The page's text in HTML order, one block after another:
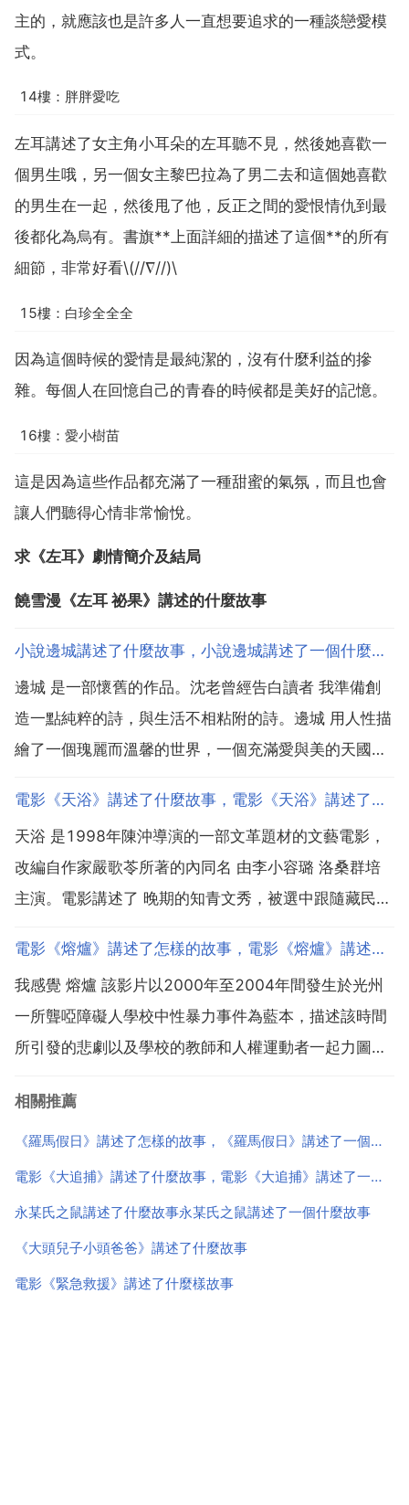
主的，就應該也是許多人一直想要追求的一種談戀愛模
式。
14樓：胖胖愛吃
左耳講述了女主角小耳朵的左耳聽不見，然後她喜歡一
個男生哦，另一個女主黎巴拉為了男二去和這個她喜歡
的男生在一起，然後甩了他，反正之間的愛恨情仇到最
後都化為烏有。書旗**上面詳細的描述了這個**的所有
細節，非常好看\(//∇//)\
15樓：白珍全全全
因為這個時候的愛情是最純潔的，沒有什麼利益的摻
雜。每個人在回憶自己的青春的時候都是美好的記憶。
16樓：愛小樹苗
這是因為這些作品都充滿了一種甜蜜的氣氛，而且也會
讓人們聽得心情非常愉悅。
求《左耳》劇情簡介及結局
饒雪漫《左耳 祕果》講述的什麼故事
小說邊城講述了什麼故事，小說邊城講述了一個什麼故事
邊城 是一部懷舊的作品。沈老曾經告白讀者 我準備創
造一點純粹的詩，與生活不相粘附的詩。邊城 用人性描
繪了一個瑰麗而溫馨的世界，一個充滿愛與美的天國。
地方色彩的特定環境中的，社會背景與矛盾被詩化了，
淡化了。這與當時動盪殘酷的社會現實是有很大距離
的。有人認...
電影《天浴》講述了什麼故事，電影《天浴》講述了一個什麼故事？
天浴 是1998年陳沖導演的一部文革題材的文藝電影，
改編自作家嚴歌苓所著的內同名 由李小容璐 洛桑群培
主演。電影講述了 晚期的知青文秀，被選中跟隨藏民老
金開槍打死併合葬的一個悲慘故事。女主人公文秀出生
在一個幸福的四口之家，家中有父親 母親以及妹妹。故
事...
電影《熔爐》講述了怎樣的故事，電影《熔爐》講述了一個怎樣的故事？
我感覺 熔爐 該影片以2000年至2004年間發生於光州
一所聾啞障礙人學校中性暴力事件為藍本，描述該時間
所引發的悲劇以及學校的教師和人權運動者一起力圖揭
禁在一個很小很小的的房間裡，她一面要忍受著男人的
無情的 一方面又得保護著自己的孩子。調皮的孩子和母
親...
相關推薦
《羅馬假日》講述了怎樣的故事，《羅馬假日》講述了一個怎樣的故事？
電影《大追捕》講述了什麼故事，電影《大追捕》講述了一個什麼故事？
永某氏之鼠講述了什麼故事永某氏之鼠講述了一個什麼故事
《大頭兒子小頭爸爸》講述了什麼故事
電影《緊急救援》講述了什麼樣故事